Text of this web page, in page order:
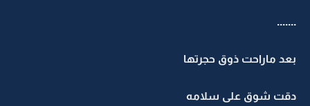
.......
بعد ماراحت ذوق حجرتها
دقت شوق على سلامه